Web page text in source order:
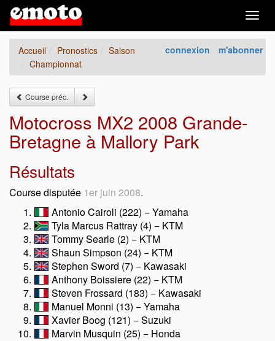
connexion m'abonner
Accueil Pronostics
Saison
Championnat
Course préc.
Motocross MX2 2008 Grande-
Bretagne à Mallory Park
Résultats
Course disputée 1er juin 2008.
Antonio Cairoli (222) − Yamaha
Tyla Marcus Rattray (4) − KTM
Tommy Searle (2) − KTM
Shaun Simpson (24) − KTM
Stephen Sword (7) − Kawasaki
Anthony Boissiere (22) − KTM
Steven Frossard (183) − Kawasaki
Manuel Monni (13) − Yamaha
Xavier Boog (121) − Suzuki
Marvin Musquin (25) − Honda